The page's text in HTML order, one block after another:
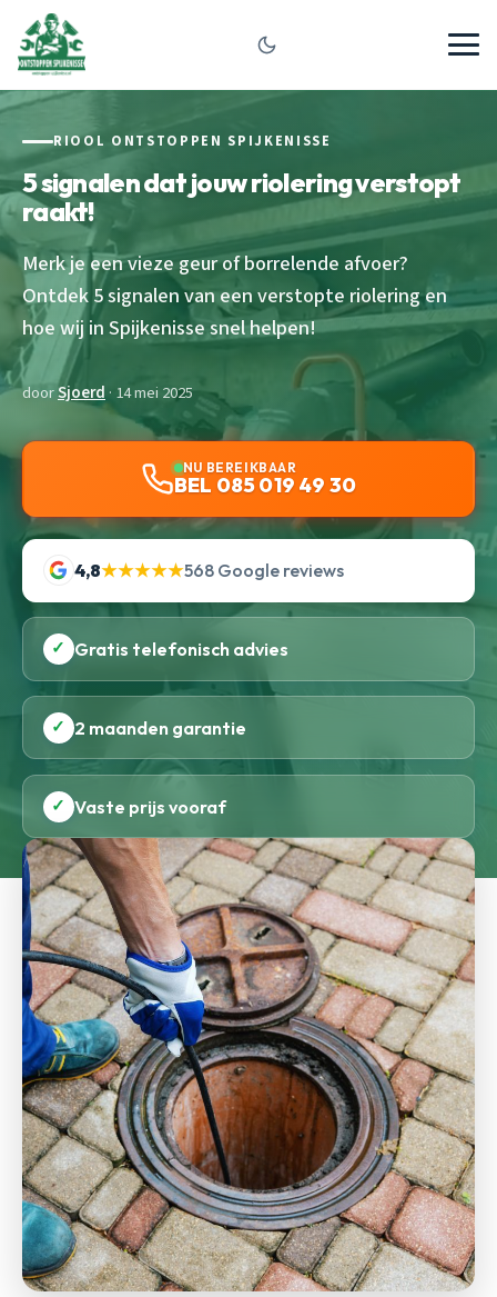
RIOOL ONTSTOPPEN SPIJKENISSE
5 signalen dat jouw riolering verstopt
raakt!
Merk je een vieze geur of borrelende afvoer?
Ontdek 5 signalen van een verstopte riolering en
hoe wij in Spijkenisse snel helpen!
doorSjoerd· 14 mei 2025
NU BEREIKBAAR
BEL 085 019 49 30
4,8★★★★★568 Google reviews
✓ Gratis telefonisch advies
✓ 2 maanden garantie
✓ Vaste prijs vooraf